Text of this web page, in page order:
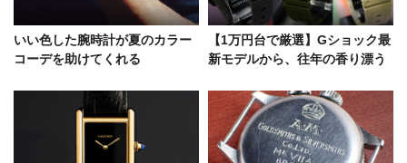
いい色した腕時計が夏のカラー
コーデを助けてくれる
【1万円台で厳選】Gショック最
新モデルから、往年の香り漂う